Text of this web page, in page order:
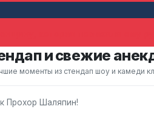
которая помахала ему рук
и свежие
моменты из стендап шоу и камеди
Прохор Шаляпин!